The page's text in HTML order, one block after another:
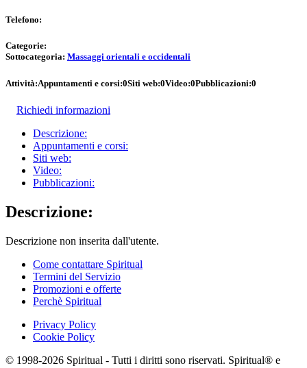
Telefono:
Categorie:
Sottocategoria: Massaggi orientali e occidentali
Attività:Appuntamenti e corsi:0Siti web:0Video:0Pubblicazioni:0
Richiedi informazioni
Descrizione:
Appuntamenti e corsi:
Siti web:
Video:
Pubblicazioni:
Descrizione:
Descrizione non inserita dall'utente.
Come contattare Spiritual
Termini del Servizio
Promozioni e offerte
Perchè Spiritual
Privacy Policy
Cookie Policy
© 1998-2026 Spiritual - Tutti i diritti sono riservati. Spiritual® e